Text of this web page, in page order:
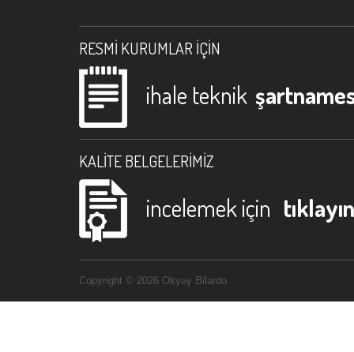
RESMI KURUMLAR İÇIN
ihale teknik
KALITE BELGELERIMIZ
incelemek için
Copyright © 2026 Okyay Bilardo